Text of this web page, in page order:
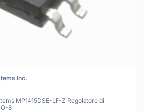
Inc.
MP1415DSE-LF-Z Regolatore di
8